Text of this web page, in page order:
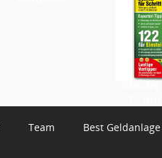
Team Best Geldanlage